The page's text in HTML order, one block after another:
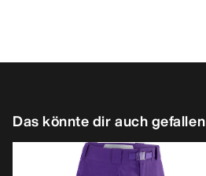
Das könnte dir auch gefallen